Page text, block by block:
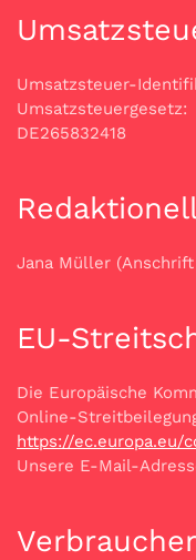
Umsatzsteuer-
Umsatzsteuergesetz:
DE265832418
Jana Müller
EU-
Die Europäische
Online-
https://ec.europa.eu/
Unsere E-Mail-